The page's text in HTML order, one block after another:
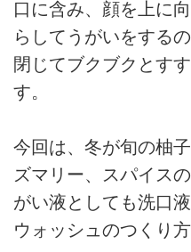
口に含み、顔を上に
らしてうがいをする
閉じてブクブクとす
す。
今回は、冬が旬の柚
ズマリー、スパイス
がい液としても洗口
ウォッシュのつくり